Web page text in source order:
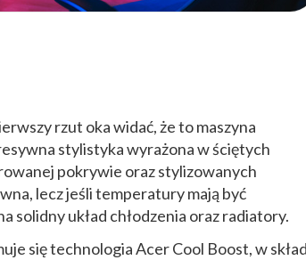
rzut oka widać, że to maszyna
stylistyka wyrażona w ściętych
pokrywie oraz stylizowanych
lecz jeśli temperatury mają być
solidny układ chłodzenia oraz radiatory.
się technologia Acer Cool Boost, w skład